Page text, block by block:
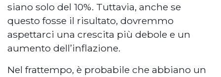
siano solo del 10%. Tuttavia, anche se
questo fosse il risultato, dovremmo
aspettarci una crescita più debole e un
aumento dell’inflazione.
Nel frattempo, è probabile che abbiano un